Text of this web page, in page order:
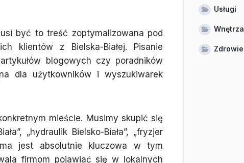
być to treść zoptymalizowana pod
klientów z Bielska-Białej. Pisanie
blogowych czy poradników
dla użytkowników i wyszukiwarek
mieście. Musimy skupić się
„hydraulik Bielsko-Biała”, „fryzjer
jest absolutnie kluczowa w tym
firmom pojawiać się w lokalnych
Usługi
Wnętrza
Zdrowie